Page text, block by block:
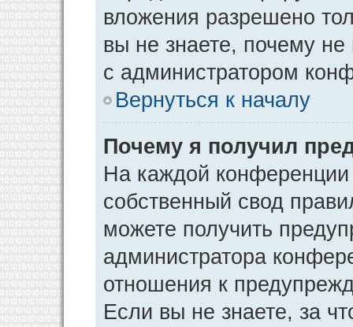
вложения разрешено
вы не знаете, почему
с администратором
Вернуться к началу
Почему я получил
На каждой конференции
собственный свод
можете получить
администратора
отношения к
Если вы не знаете, за